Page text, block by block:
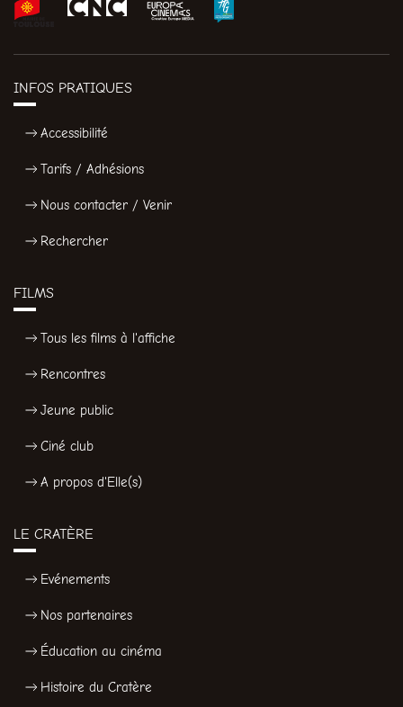
INFOS PRATIQUES
Accessibilité
Tarifs / Adhésions
Nous contacter / Venir
Rechercher
FILMS
Tous les films à l'affiche
Rencontres
Jeune public
Ciné club
A propos d'Elle(s)
LE CRATÈRE
Evénements
Nos partenaires
Éducation au cinéma
Histoire du Cratère